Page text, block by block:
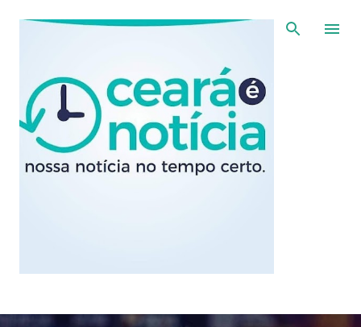
Pular para o conteúdo principal